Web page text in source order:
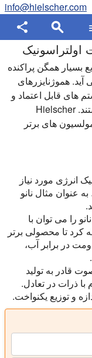
info@hielscher.com
بسیار همگن پراکنده
هموژنایزرهای
های قابل اعتماد و
قوی برای تولید موم پایدار نانو امولسیون هستند. Hielscher
های برتر
انرژی مورد نیاز
عنوان مثال نانو
را می توان با
کرد تا محصولی برتر
در برابر آب،
قادر به تولید
با ذرات در تعادل.
و توزیع یکنواخت.